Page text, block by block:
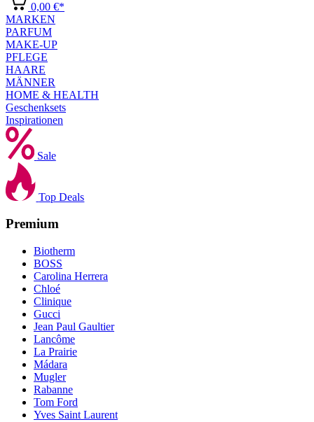
0,00 €*
MARKEN
PARFUM
MAKE-UP
PFLEGE
HAARE
MÄNNER
HOME & HEALTH
Geschenksets
Inspirationen
Sale
Top Deals
Premium
Biotherm
BOSS
Carolina Herrera
Chloé
Clinique
Gucci
Jean Paul Gaultier
Lancôme
La Prairie
Mádara
Mugler
Rabanne
Tom Ford
Yves Saint Laurent